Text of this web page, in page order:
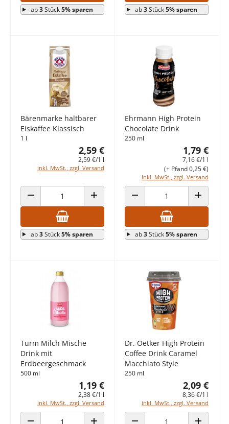
ab3Stück5% sparen ab3Stück5% sparen
Bärenmarke haltbarer
Eiskaffee Klassisch
1 l
2,59 €
2,59 €/1 l
inkl. MwSt., zzgl. Versand
ANZAHL VERRINGERN ANZAHL ERHÖHEN
ab3Stück5% sparen
Ehrmann High Protein
Chocolate Drink
250 ml
1,79 €
7,16 €/1 l
inkl. MwSt., zzgl. Versand
(+ Pfand 0,25 €)
ANZAHL VERRINGERN ANZAHL
ab3Stück5% sparen
Turm Milch Mische
Drink mit
Erdbeergeschmack
500 ml
1,19 €
2,38 €/1 l
inkl. MwSt., zzgl. Versand
Dr. Oetker High Protein
Coffee Drink Caramel
Macchiato Style
250 ml
2,09 €
8,36 €/1 l
inkl. MwSt., zzgl. Versand